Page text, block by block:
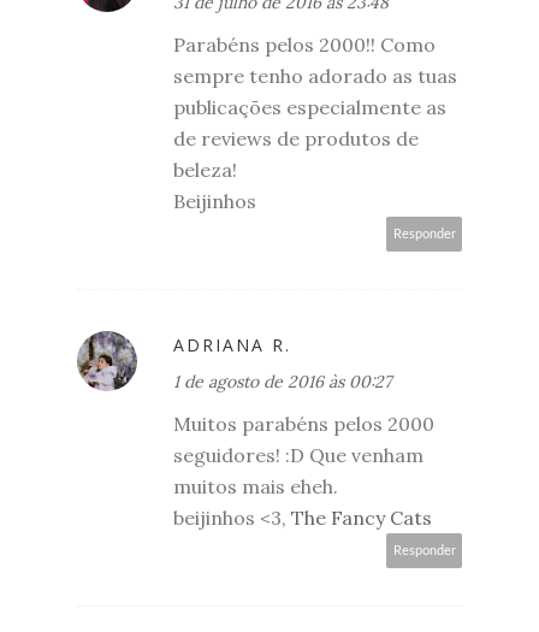
Parabéns pelos 2000!! Como
sempre tenho adorado as tuas
publicações especialmente as
de reviews de produtos de
beleza!
Beijinhos
Responder
ADRIANA R.
1 de agosto de 2016 às 00:27
Muitos parabéns pelos 2000
seguidores! :D Que venham
muitos mais eheh.
beijinhos <3, The Fancy Cats
Responder